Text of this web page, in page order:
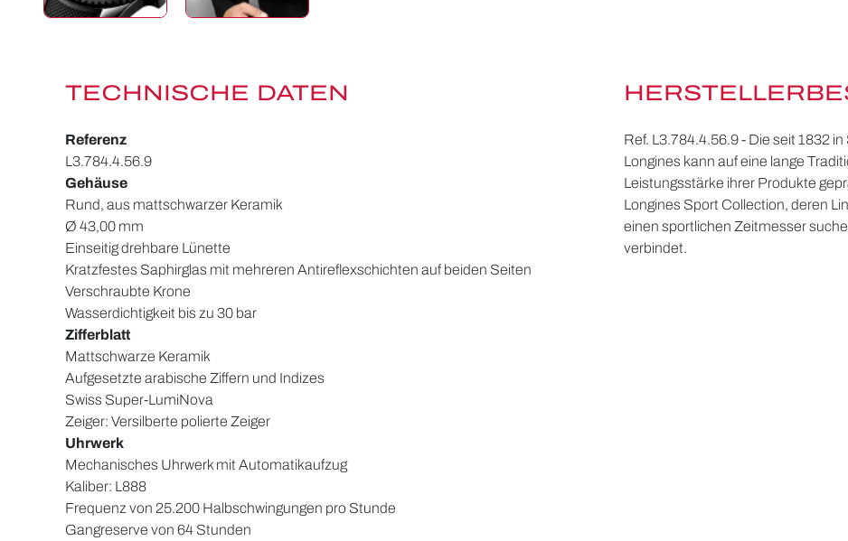
TECHNISCHE DATEN
Referenz
L3.784.4.56.9
Gehäuse
Rund, aus mattschwarzer Keramik
Ø 43,00 mm
Einseitig drehbare Lünette
Kratzfestes Saphirglas mit mehreren Antireflexschichten auf beiden Seiten
Verschraubte Krone
Wasserdichtigkeit bis zu 30 bar
Zifferblatt
Mattschwarze Keramik
Aufgesetzte arabische Ziffern und Indizes
Swiss Super-LumiNova
Zeiger: Versilberte polierte Zeiger
Uhrwerk
Mechanisches Uhrwerk mit Automatikaufzug
Kaliber: L888
Frequenz von 25.200 Halbschwingungen pro Stunde
Gangreserve von 64 Stunden
Ref. L3.784.4.56.9 - Die seit 1832
Longines kann auf eine lange
Leistungsstärke ihrer Produkte
Longines Sport Collection, deren
einen sportlichen Zeitmesser
verbindet.